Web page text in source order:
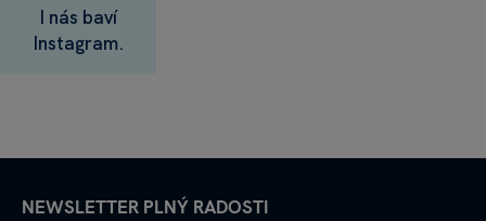
I nás baví
Instagram.
NEWSLETTER PLNÝ RADOSTI